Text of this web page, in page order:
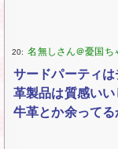
20:
サードパーティは
革製品は質感いい
牛革とか余ってる